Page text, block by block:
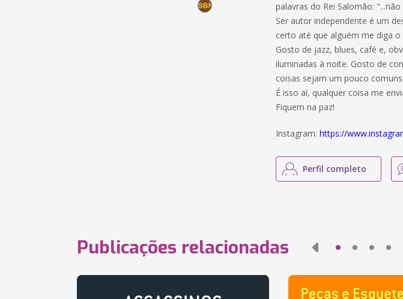
palavras do Rei Salomão:
Ser autor independente é um
certo até que alguém me diga
Gosto de jazz, blues, café e,
iluminadas à noite. Gosto de
coisas sejam um pouco
É isso aí, qualquer coisa me
Fiquem na paz!
Instagram:https://
Perfil completo
Publicações relacionadas